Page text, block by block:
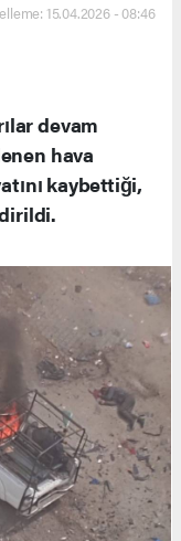
15.04.2026 - 08:46
devam
hava
kaybettiği,